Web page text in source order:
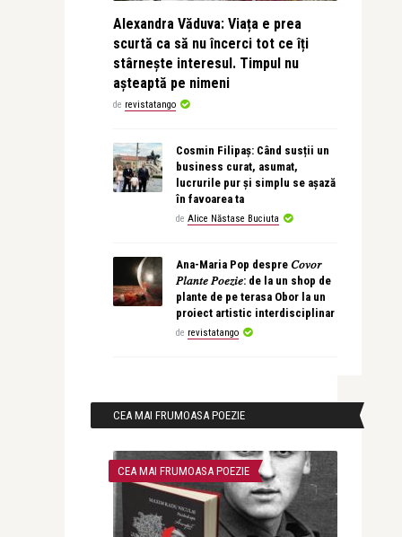
Alexandra Văduva: Viața e prea
scurtă ca să nu încerci tot ce îți
stârnește interesul. Timpul nu
așteaptă pe nimeni
de revistatango
Cosmin Filipaș: Când susții un
business curat, asumat,
lucrurile pur și simplu se așază
în favoarea ta
de Alice Năstase Buciuta
Ana-Maria Pop despre 𝐶𝑜𝑣𝑜𝑟
𝑃𝑙𝑎𝑛𝑡𝑒 𝑃𝑜𝑒𝑧𝑖𝑒: de la un shop de
plante de pe terasa Obor la un
proiect artistic interdisciplinar
de revistatango
CEA MAI FRUMOASA POEZIE
CEA MAI FRUMOASA POEZIE